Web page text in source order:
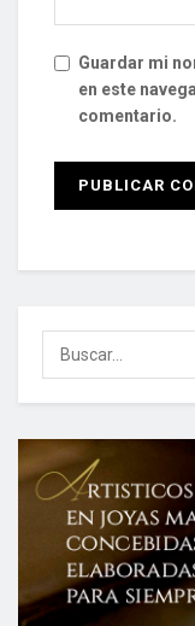
Guardar mi
en este
comentario.